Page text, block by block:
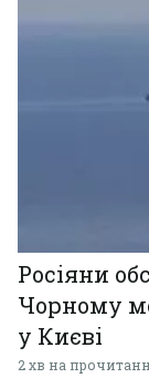
Росіяни
Чорному
у Києві
2 хв на